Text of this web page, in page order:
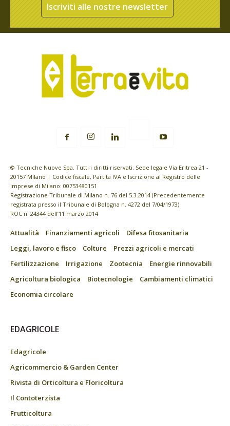
Iscriviti alle nostre newsletter
© Tecniche Nuove Spa. Tutti i diritti riservati. Sede legale Via Eritrea 21 -
20157 Milano | Codice fiscale, Partita IVA e Iscrizione al Registro delle
imprese di Milano: 00753480151
Registrazione Tribunale di Milano n. 76 del 5.3.2014 (Precedentemente
registrata presso il Tribunale di Bologna n. 4272 del 7/04/1973)
ROC n. 24344 dell’11 marzo 2014
Attualità Finanziamenti agricoli
Difesa fitosanitaria
Leggi, lavoro e fisco
Colture
Prezzi agricoli e mercati
Fertilizzazione
Irrigazione Zootecnia
Energie rinnovabili
Agricoltura biologica
Biotecnologie
Cambiamenti climatici
Economia circolare
EDAGRICOLE
Edagricole
Agricommercio & Garden Center
Rivista di Orticoltura e Floricoltura
Il Contoterzista
Frutticoltura